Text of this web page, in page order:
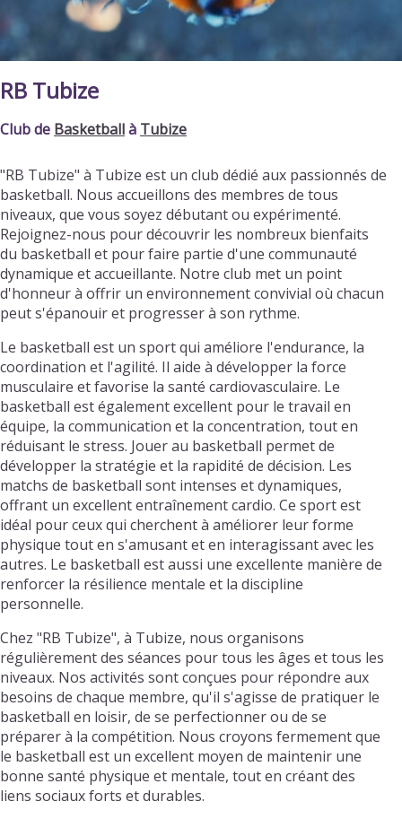
RB Tubize
Club de Basketballà Tubize
"RB Tubize" à Tubize est un club dédié aux passionnés de
basketball. Nous accueillons des membres de tous
niveaux, que vous soyez débutant ou expérimenté.
Rejoignez-nous pour découvrir les nombreux bienfaits
du basketball et pour faire partie d'une communauté
dynamique et accueillante. Notre club met un point
d'honneur à offrir un environnement convivial où chacun
peut s'épanouir et progresser à son rythme.
Le basketball est un sport qui améliore l'endurance, la
coordination et l'agilité. Il aide à développer la force
musculaire et favorise la santé cardiovasculaire. Le
basketball est également excellent pour le travail en
équipe, la communication et la concentration, tout en
réduisant le stress. Jouer au basketball permet de
développer la stratégie et la rapidité de décision. Les
matchs de basketball sont intenses et dynamiques,
offrant un excellent entraînement cardio. Ce sport est
idéal pour ceux qui cherchent à améliorer leur forme
physique tout en s'amusant et en interagissant avec les
autres. Le basketball est aussi une excellente manière de
renforcer la résilience mentale et la discipline
personnelle.
Chez "RB Tubize", à Tubize, nous organisons
régulièrement des séances pour tous les âges et tous les
niveaux. Nos activités sont conçues pour répondre aux
besoins de chaque membre, qu'il s'agisse de pratiquer le
basketball en loisir, de se perfectionner ou de se
préparer à la compétition. Nous croyons fermement que
le basketball est un excellent moyen de maintenir une
bonne santé physique et mentale, tout en créant des
liens sociaux forts et durables.